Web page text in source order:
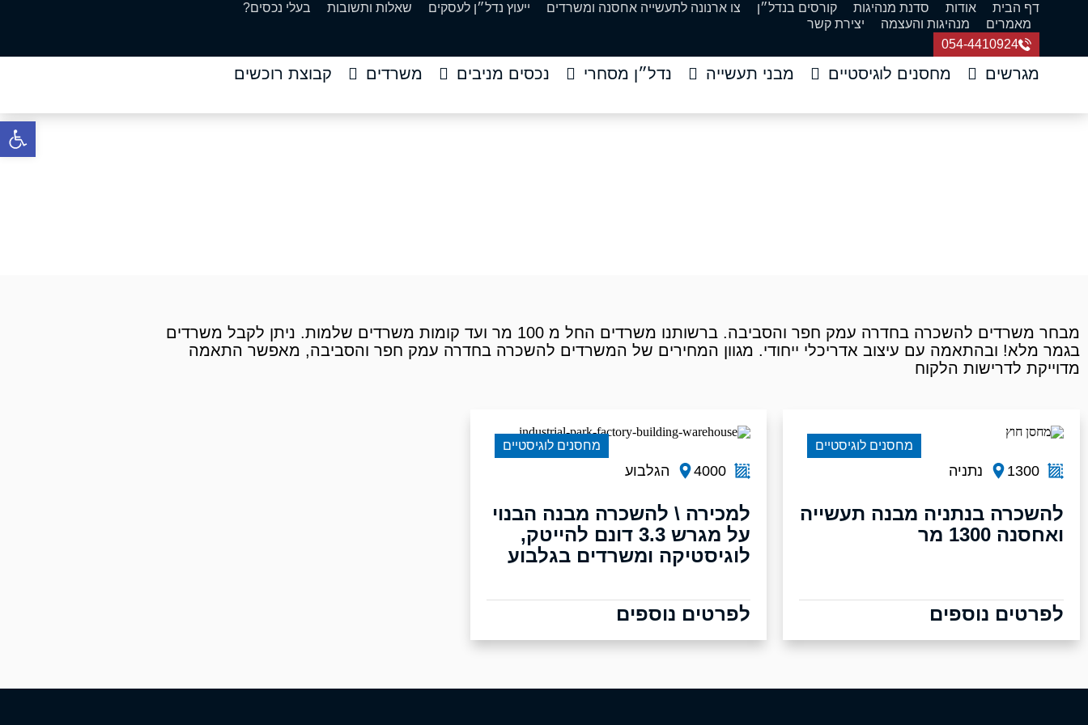
דף הבית אודות סדנת מנהיגות קורסים בנדל״ן צו ארנונה לתעשייה אחסנה ומשרדים ייעוץ נדל״ן לעסקים שאלות ותשובות
בעלי נכסים?
מאמרים
מנהיגות והעצמה
יצירת קשר
054-4410924
מגרשים מחסנים לוגיסטיים מבני תעשייה נדל״ן מסחרי נכסים מניבים משרדים קבוצת רוכשים
מבחר משרדים להשכרה בחדרה עמק חפר והסביבה. ברשותנו משרדים החל מ 100 מר ועד קומות משרדים שלמות. ניתן לקבל משרדים
בגמר מלא! ובהתאמה עם עיצוב אדריכלי ייחודי. מגוון המחירים של המשרדים להשכרה בחדרה עמק חפר והסביבה, מאפשר התאמה
מדוייקת לדרישות הלקוח
1300 נתניה
להשכרה בנתניה מבנה תעשייה
ואחסנה 1300 מר
לפרטים נוספים
מחסנים לוגיסטיים
4000 הגלבוע
למכירה \ להשכרה מבנה הבנוי
על מגרש 3.3 דונם להייטק,
לוגיסטיקה ומשרדים בגלבוע
לפרטים נוספים
מחסנים לוגיסטיים
פתח